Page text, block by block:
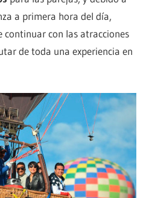
a primera hora del día,
con las atracciones
de toda una experiencia en